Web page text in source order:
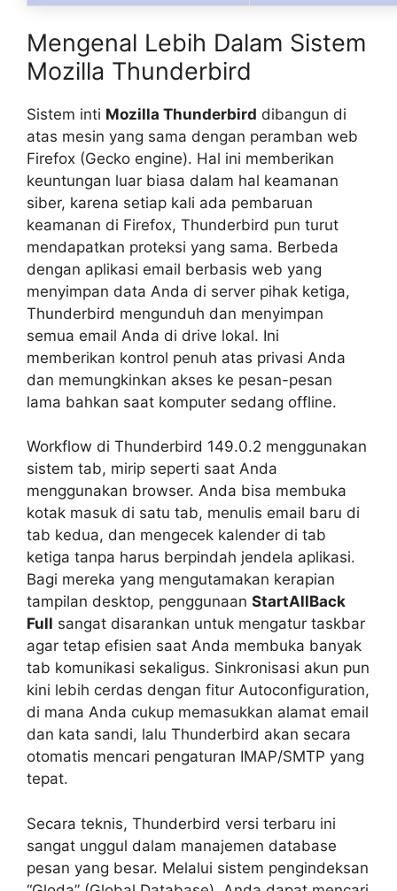
Mengenal Lebih Dalam Sistem
Mozilla Thunderbird
Sistem inti Mozilla Thunderbird dibangun di
atas mesin yang sama dengan peramban web
Firefox (Gecko engine). Hal ini memberikan
keuntungan luar biasa dalam hal keamanan
siber, karena setiap kali ada pembaruan
keamanan di Firefox, Thunderbird pun turut
mendapatkan proteksi yang sama. Berbeda
dengan aplikasi email berbasis web yang
menyimpan data Anda di server pihak ketiga,
Thunderbird mengunduh dan menyimpan
semua email Anda di drive lokal. Ini
memberikan kontrol penuh atas privasi Anda
dan memungkinkan akses ke pesan-pesan
lama bahkan saat komputer sedang offline.
Workflow di Thunderbird 149.0.2 menggunakan
sistem tab, mirip seperti saat Anda
menggunakan browser. Anda bisa membuka
kotak masuk di satu tab, menulis email baru di
tab kedua, dan mengecek kalender di tab
ketiga tanpa harus berpindah jendela aplikasi.
Bagi mereka yang mengutamakan kerapian
tampilan desktop, penggunaan StartAllBack
Full sangat disarankan untuk mengatur taskbar
agar tetap efisien saat Anda membuka banyak
tab komunikasi sekaligus. Sinkronisasi akun pun
kini lebih cerdas dengan fitur Autoconfiguration,
di mana Anda cukup memasukkan alamat email
dan kata sandi, lalu Thunderbird akan secara
otomatis mencari pengaturan IMAP/SMTP yang
tepat.
Secara teknis, Thunderbird versi terbaru ini
sangat unggul dalam manajemen database
pesan yang besar. Melalui sistem pengindeksan